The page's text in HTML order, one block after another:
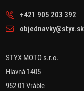
+421 905 203 392
objednavky@styx.sk
STYX MOTO s.r.o.
Hlavná 1405
952 01 Vráble